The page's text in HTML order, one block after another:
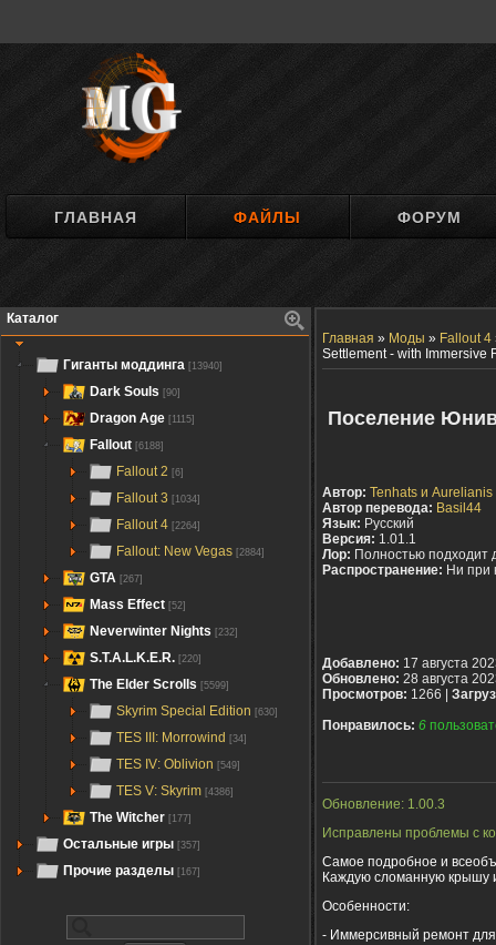
ГЛАВНАЯ ФАЙЛЫ ФОРУМ
Каталог
Гиганты моддинга [13940]
Dark Souls [90]
Dragon Age [1115]
Fallout [6188]
Fallout 2 [6]
Fallout 3 [1034]
Fallout 4 [2264]
Fallout: New Vegas [2884]
GTA [267]
Mass Effect [52]
Neverwinter Nights [232]
S.T.A.L.K.E.R. [220]
The Elder Scrolls [5599]
Skyrim Special Edition [630]
TES III: Morrowind [34]
TES IV: Oblivion [549]
TES V: Skyrim [4386]
The Witcher [177]
Остальные игры [357]
Прочие разделы [167]
Главная » Моды » Fallout 4
Settlement - with Immersive
Поселение
Автор: Tenhats и Aurelianis
Автор перевода: Basil44
Язык: Русский
Версия: 1.01.1
Лор: Полностью подходит
Распространение: Ни при
Добавлено: 17 августа
Обновлено: 28 августа
Просмотров: 1266 |
Понравилось: 6
Обновление: 1.00.3
Исправлены проблемы с
Самое подробное и
Каждую сломанную крышу
Особенности:
- Иммерсивный ремонт